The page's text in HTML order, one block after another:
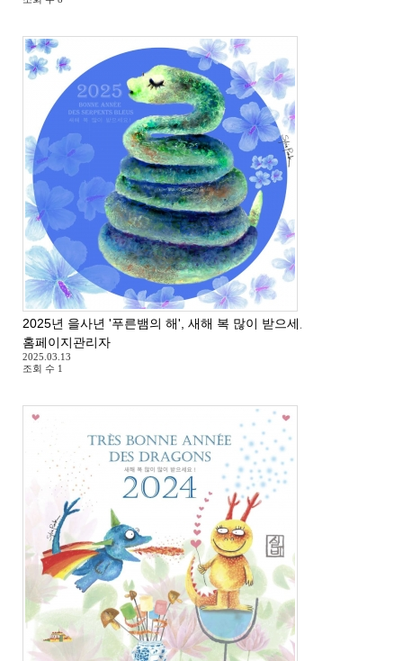
2025년 을사년 '푸른뱀의 해', 새해 복 많이 받으세요 ^^
홈페이지관리자
2025.03.13
조회 수 1